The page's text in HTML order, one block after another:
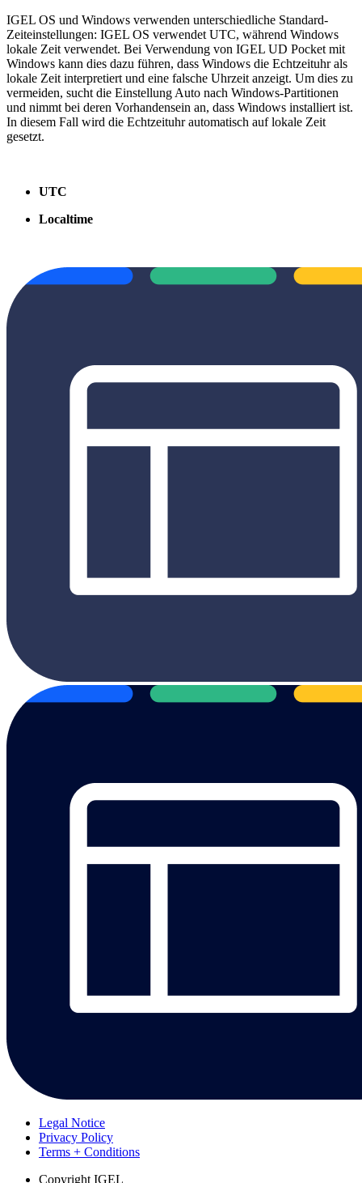
IGEL OS und Windows verwenden unterschiedliche Standard-
Zeiteinstellungen: IGEL OS verwendet UTC, während Windows
lokale Zeit verwendet. Bei Verwendung von IGEL UD Pocket mit
Windows kann dies dazu führen, dass Windows die Echtzeituhr als
lokale Zeit interpretiert und eine falsche Uhrzeit anzeigt. Um dies zu
vermeiden, sucht die Einstellung Auto nach Windows-Partitionen
und nimmt bei deren Vorhandensein an, dass Windows installiert ist.
In diesem Fall wird die Echtzeituhr automatisch auf lokale Zeit
gesetzt.
UTC
Localtime
Legal Notice
Privacy Policy
Terms + Conditions
Copyright IGEL